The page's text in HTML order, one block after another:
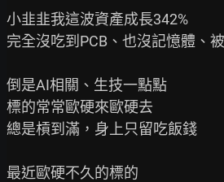
小韭韭我這波資產成長342%
完全沒吃到PCB、也沒記憶體、
倒是AI相關、生技一點點
標的常常歐硬來歐硬去
總是槓到滿，身上只留吃飯錢
最近歐硬不久的標的